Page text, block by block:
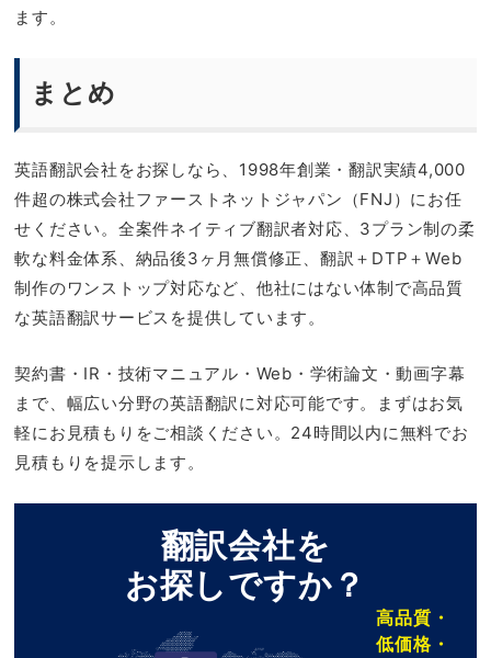
ます。
まとめ
英語翻訳会社をお探しなら、1998年創業・翻訳実績4,000
件超の株式会社ファーストネットジャパン（FNJ）にお任
せください。全案件ネイティブ翻訳者対応、3プラン制の柔
軟な料金体系、納品後3ヶ月無償修正、翻訳＋DTP＋Web
制作のワンストップ対応など、他社にはない体制で高品質
な英語翻訳サービスを提供しています。
契約書・IR・技術マニュアル・Web・学術論文・動画字幕
まで、幅広い分野の英語翻訳に対応可能です。まずはお気
軽にお見積もりをご相談ください。24時間以内に無料でお
見積もりを提示します。
翻訳会社を
お探しですか？
高品質・
低価格・